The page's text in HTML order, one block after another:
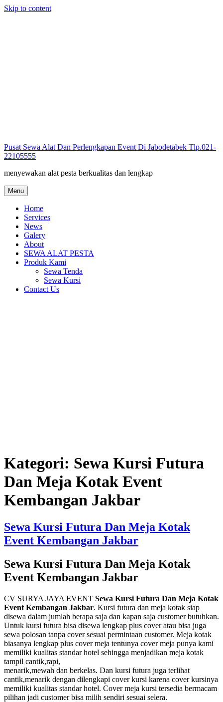
Skip to content
Pusat Sewa Alat Dan Perlengkapan Event Di Jabodetabek Tlp.021-
22105555
menyewakan alat pesta berkualitas dan lengkap
Menu
Home
Services
News
Galery
About
SEWA ALAT PESTA
Produk Kami
Sewa Tenda
Sewa Kursi
Contact Us
Kategori: Sewa Kursi Futura
Dan Meja Kotak Event
Kembangan Jakbar
Sewa Kursi Futura Dan Meja Kotak
Event Kembangan Jakbar
Sewa Kursi Futura Dan Meja Kotak
Event Kembangan Jakbar
CV SURYA JAYA EVENT Sewa Kursi Futura Dan Meja Kotak
Event Kembangan Jakbar. Kursi futura dan meja kotak siap
disewa dalam jumlah berapa saja dan kapan saja customer butuhkan.
Untuk kursi futura bisa disewa lengkap plus cover atau bisa juga
sewa polosan tanpa cover sesuai permintaan customer. Meja kotak
biasanya lengkap plus cover meja tentunya cover meja punya kami
memiliki kualitas standar hotel sehingga menjadikan meja kotak
tampil cantik,rapi,
menarik,mewah dan berkelas. Dan kursi futura juga terlihat
cantik,menarik dengan dilengkapi cover kursi karena cover kursinya
memiliki kualitas standar hotel. Cover meja kursi tersedia bermacam
pilihan jadi customer bisa milih sendiri sesuai selera.